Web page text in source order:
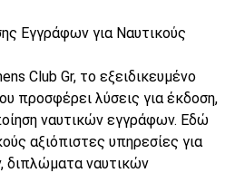
Εγγράφων για Ναυτικούς
Club Gr, το εξειδικευμένο
προσφέρει λύσεις για έκδοση,
ναυτικών εγγράφων. Εδώ
αξιόπιστες υπηρεσίες για
διπλώματα ναυτικών